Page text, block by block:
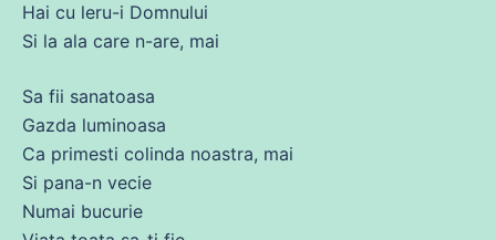
Hai cu leru-i Domnului
Si la ala care n-are, mai
Sa fii sanatoasa
Gazda luminoasa
Ca primesti colinda noastra, mai
Si pana-n vecie
Numai bucurie